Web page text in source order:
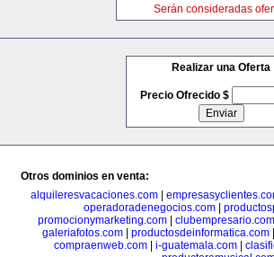
Serán consideradas
Realizar una Oferta
Precio Ofrecido $
Otros dominios en venta:
alquileresvacaciones.com|
operadoradenegocios.com|
promocionymarketing.com| clubempresario.com
galeriafotos.com
productosdeinformatica.com
compraenweb.com| i-guatemala.com|